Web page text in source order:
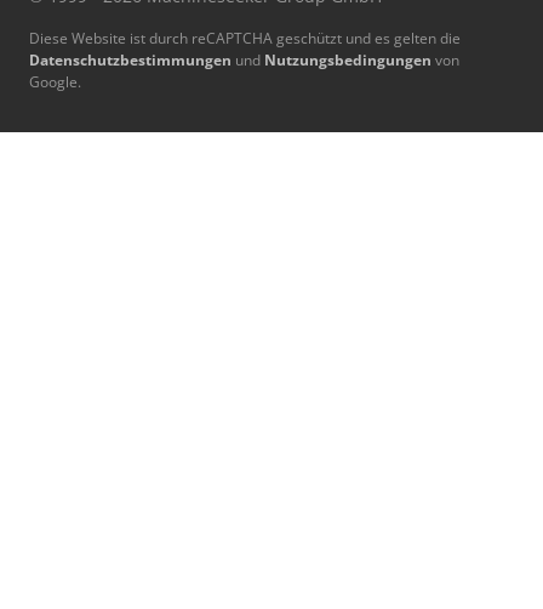
Diese Website ist durch reCAPTCHA geschützt und es gelten die
Datenschutzbestimmungen und Nutzungsbedingungen von
Google.